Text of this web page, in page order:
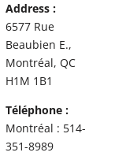
Address :
6577 Rue
Beaubien E.,
Montréal, QC
H1M 1B1
Téléphone :
Montréal : 514-
351-8989